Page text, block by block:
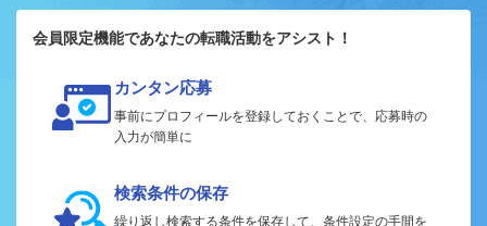
会員限定機能であなたの転職活動をアシスト！
カンタン応募
事前にプロフィールを登録しておくことで、応募時の
入力が簡単に
検索条件の保存
繰り返し検索する条件を保存して、条件設定の手間を